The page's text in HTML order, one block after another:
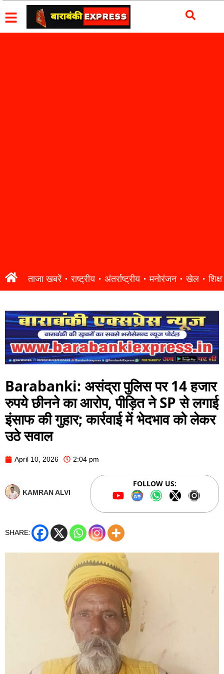
ताजा खबरें राष्ट्रीय अंतर्राष्ट्रीय मनोरंजन खेल शिक्षा
Barabanki: असंद्रा पुलिस पर 14 हजार
रुपये छीनने का आरोप, पीड़ित ने SP से लगाई
इंसाफ की गुहार; कार्रवाई में भेदभाव को लेकर
उठे सवाल
April 10, 2026 2:04 pm
KAMRAN ALVI
FOLLOW US:
SHARE: